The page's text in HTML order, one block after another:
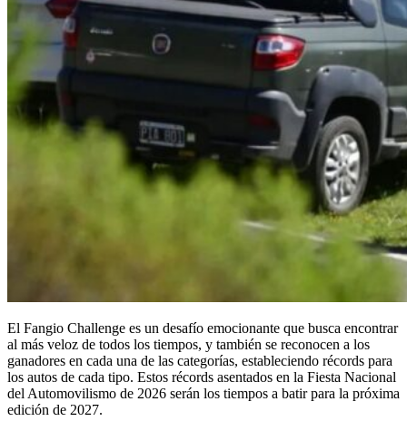
El Fangio Challenge es un desafío emocionante que busca encontrar
al más veloz de todos los tiempos, y también se reconocen a los
ganadores en cada una de las categorías, estableciendo récords para
los autos de cada tipo. Estos récords asentados en la Fiesta Nacional
del Automovilismo de 2026 serán los tiempos a batir para la próxima
edición de 2027.